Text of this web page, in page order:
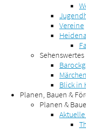
Vereine
Sehenswertes
Blick in
Planen, Bauen &
Planen &